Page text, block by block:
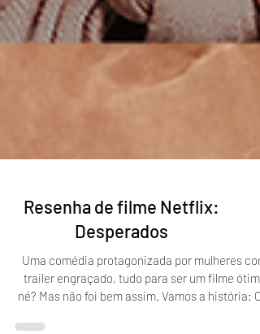
Resenha de filme Netflix:
Desperados
Uma comédia protagonizada por mulheres com
né? Mas não foi bem assim. Vamos a história: